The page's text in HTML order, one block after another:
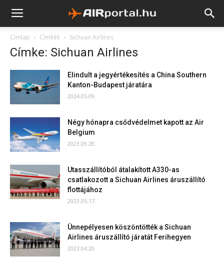
Címlap Címkék Sichuan Airlines
Címke: Sichuan Airlines
Elindult a jegyértékesítés a China Southern
Kanton-Budapest járatára
2024.05.09.
Négy hónapra csődvédelmet kapott az Air
Belgium
2023.09.28.
Utasszállítóból átalakított A330-as
csatlakozott a Sichuan Airlines áruszállító
flottájához
2023.05.17.
Ünnepélyesen köszöntötték a Sichuan
Airlines áruszállító járatát Ferihegyen
2023.04.20.